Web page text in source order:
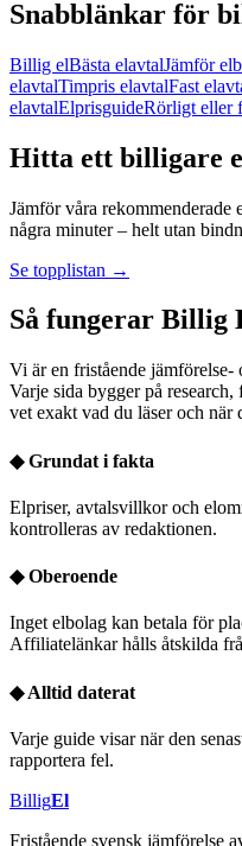
Snabblänkar för
Billig elBästa elavtalJämför
elavtalTimpris elavtalFast
elavtalElprisguideRörligt eller
Hitta ett billigare
Jämför våra rekommenderade
några minuter – helt utan
Se topplistan →
Så fungerar Billig
Vi är en fristående jämförelse-
Varje sida bygger på research,
vet exakt vad du läser och när
◆Grundat i fakta
Elpriser, avtalsvillkor och
kontrolleras av redaktionen.
◆Oberoende
Inget elbolag kan betala för
Affiliatelänkar hålls åtskilda
◆Alltid daterat
Varje guide visar när den
rapportera fel.
BilligEl
Fristående svensk jämförelse